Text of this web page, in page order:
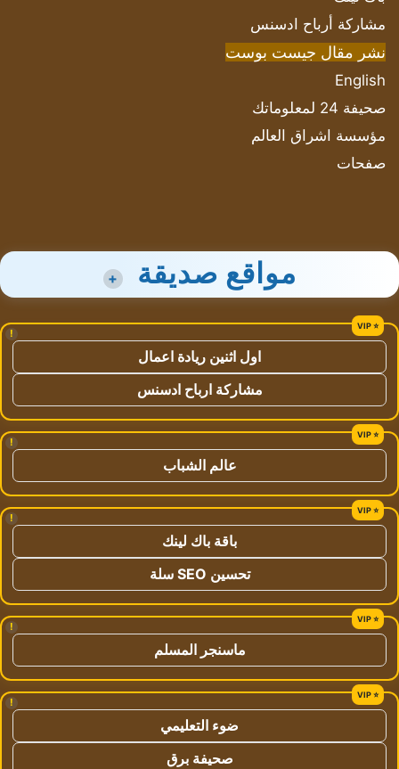
مشاركة أرباح ادسنس
نشر مقال جيست بوست
English
صحيفة 24 لمعلوماتك
مؤسسة اشراق العالم
صفحات
مواقع صديقة +
!
اول اثنين ريادة اعمال
مشاركة ارباح ادسنس
!
عالم الشباب
!
باقة باك لينك
تحسين SEO سلة
!
ماسنجر المسلم
!
ضوء التعليمي
صحيفة برق